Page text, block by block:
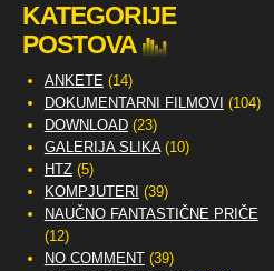
KATEGORIJE
POSTOVA
ANKETE (14)
DOKUMENTARNI FILMOVI (104)
DOWNLOAD(23)
GALERIJA SLIKA(10)
HTZ(5)
KOMPJUTERI (39)
NAUČNO FANTASTIČNE PRIČE
(12)
NO COMMENT(39)